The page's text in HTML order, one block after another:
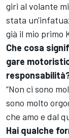
giri al volante
stata
già il mio primo
Che cosa
gare
“Non ci sono
sono molto
che amo e dal
Hai qualche